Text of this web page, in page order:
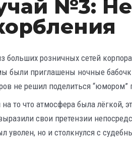
№3:
больших розничных сетей
были приглашены ночные
не решил поделиться “юмором”
на то что атмосфера была лёгкой,
свои претензии
уволен, но и столкнулся с